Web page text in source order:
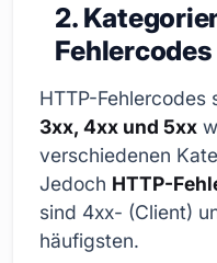
2.
Fehlercodes
HTTP-Fehlercodes
3xx, 4xx und 5xx
verschiedenen
Jedoch HTTP-
sind 4xx- (Client)
häufigsten.